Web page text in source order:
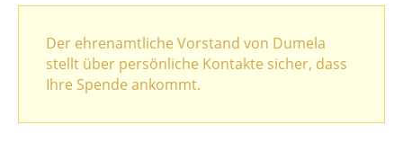
Der ehrenamtliche Vorstand von Dumela
stellt über persönliche Kontakte sicher, dass
Ihre Spende ankommt.